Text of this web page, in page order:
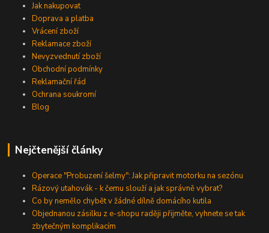
Jak nakupovat
Doprava a platba
Vrácení zboží
Reklamace zboží
Nevyzvednutí zboží
Obchodní podmínky
Reklamační řád
Ochrana soukromí
Blog
Nejčtenější články
Operace "Probuzení šelmy": Jak připravit motorku na sezónu
Rázový utahovák - k čemu slouží a jak správně vybrat?
Co by nemělo chybět v žádné dílně domácího kutila
Objednanou zásilku z e-shopu raději přijměte, vyhnete se tak
zbytečným komplikacím